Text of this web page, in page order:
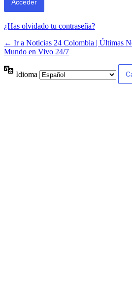
¿Has olvidado tu contraseña?
← Ir a Noticias 24 Colombia | Últimas
Mundo en Vivo 24/7
Idioma